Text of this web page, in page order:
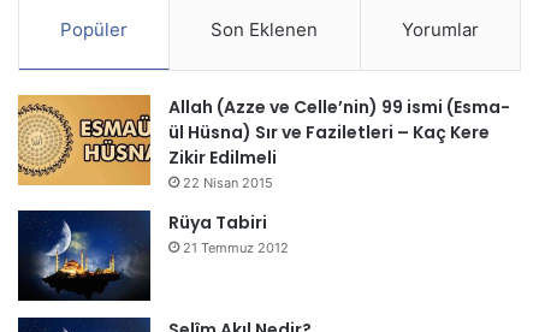
Popüler Son Eklenen Yorumlar
Allah (Azze ve Celle’nin) 99 ismi (Esma-
ül Hüsna) Sır ve Faziletleri – Kaç Kere
Zikir Edilmeli
22 Nisan 2015
Rüya Tabiri
21 Temmuz 2012